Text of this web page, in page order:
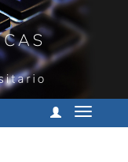
Cambiar